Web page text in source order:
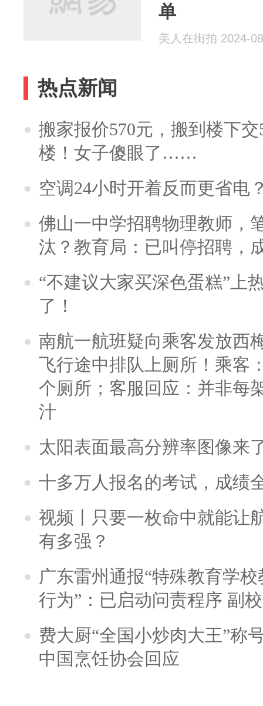
单
美人在街拍 2024-
热点新闻
搬家报价570元，搬到楼下
楼！女子傻眼了……
空调24小时开着反而更省电
佛山一中学招聘物理教师，
汰？教育局：已叫停招聘，
“不建议大家买深色蛋糕”上
了！
南航一航班疑向乘客发放西
飞行途中排队上厕所！乘客
个厕所；客服回应：并非每
汁
太阳表面最高分辨率图像来
十多万人报名的考试，成绩
视频丨只要一枚命中就能让
有多强？
广东雷州通报“特殊教育学
行为”：已启动问责程序 副
费大厨“全国小炒肉大王”称
中国烹饪协会回应